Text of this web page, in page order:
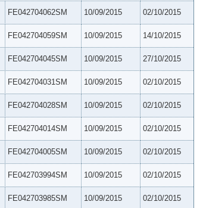
FE042704062SM 10/09/2015 02/10/2015
FE042704059SM 10/09/2015 14/10/2015
FE042704045SM 10/09/2015 27/10/2015
FE042704031SM 10/09/2015 02/10/2015
FE042704028SM 10/09/2015 02/10/2015
FE042704014SM 10/09/2015 02/10/2015
FE042704005SM 10/09/2015 02/10/2015
FE042703994SM 10/09/2015 02/10/2015
FE042703985SM 10/09/2015 02/10/2015